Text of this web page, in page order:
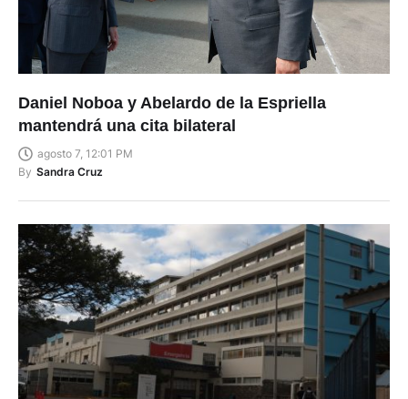
Daniel Noboa y Abelardo de la Espriella
mantendrá una cita bilateral
agosto 7, 12:01 PM
By Sandra Cruz